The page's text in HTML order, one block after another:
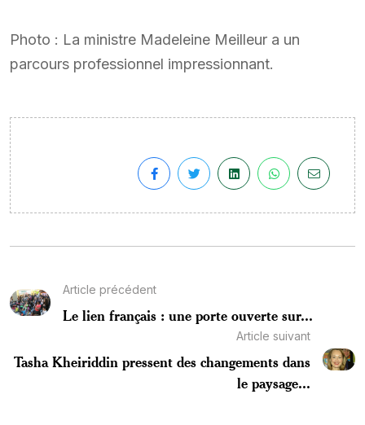
Photo : La ministre Madeleine Meilleur a un
parcours professionnel impressionnant.
Article précédent
Le lien français : une porte ouverte sur...
Article suivant
Tasha Kheiriddin pressent des changements dans
le paysage...